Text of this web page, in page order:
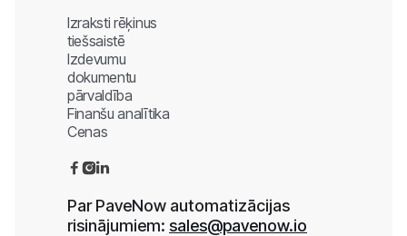
Izraksti rēķinus
tiešsaistē
Izdevumu
dokumentu
pārvaldība
Finanšu analītika
Cenas
 
Par PaveNow automatizācijas
risinājumiem: sales@pavenow.io